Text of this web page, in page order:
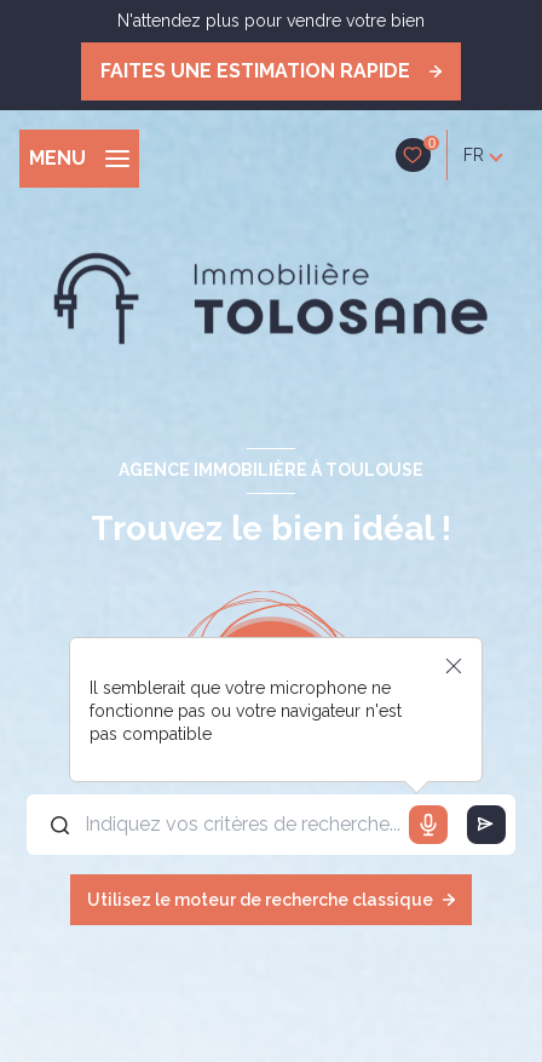
N'attendez plus pour vendre votre bien
FAITES UNE ESTIMATION RAPIDE
0
FR
MENU
AGENCE IMMOBILIÈRE À TOULOUSE
Trouvez le bien idéal !
Il semblerait que votre microphone ne
fonctionne pas ou votre navigateur n'est
pas compatible
Utilisez le moteur de recherche classique